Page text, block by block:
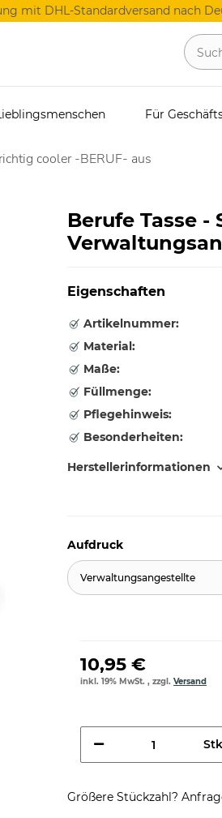
mit DHL-Standardversand nach
Für
cooler -BERUF- aus
Berufe Tasse
Eigenschaften
Artikelnummer:
Material:
Maße:
Füllmenge:
Pflegehinweis:
Besonderheiten:
Herstellerinformationen
Aufdruck
Verwaltungsangestellte
10,95 €
inkl. 19% MwSt. , zzgl. Versand
Stk
Größere Stückzahl?